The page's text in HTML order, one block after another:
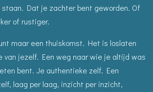
Dat je zachter bent geworden. Of
of rustiger.
maar een thuiskomst. Het is loslaten
van jezelf. Een weg naar wie je altijd was
bent. Je authentieke zelf. Een
laag per laag, inzicht per inzicht,